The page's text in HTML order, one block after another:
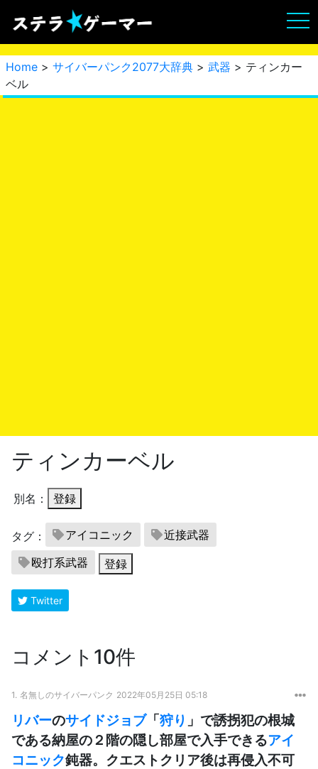
Home > サイバーパンク2077大辞典 > 武器 > ティンカー
ベル
ティンカーベル
別名： 登録
タグ： アイコニック
近接武器
殴打系武器
登録
Twitter
コメント10件
1. 名無しのサイバーパンク 2022年05月25日 05:18
リバーのサイドジョブ「狩り 」で誘拐犯の根城
である納屋の２階の隠し部屋で入手できるアイ
コニック鈍器。クエストクリア後は再侵入不可